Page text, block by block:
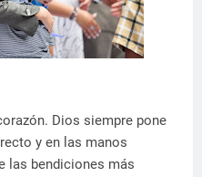
Dios siempre pone
y en las manos
las bendiciones más